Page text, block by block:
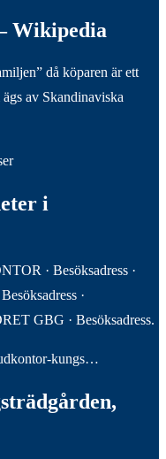
Wikipedia
då köparen är ett
av Skandinaviska
i
· Besöksadress ·
·
GBG · Besöksadress.
kungs…